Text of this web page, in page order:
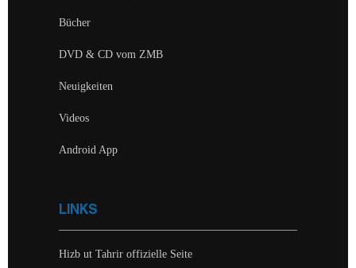
Bücher
DVD & CD vom ZMB
Neuigkeiten
Videos
Android App
LINKS
Hizb ut Tahrir offizielle Seite